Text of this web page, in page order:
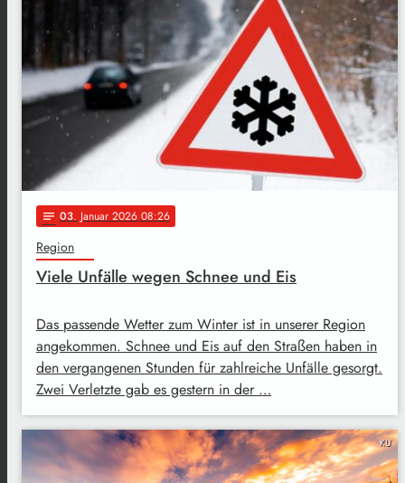
notes 03. Januar 2026 08:26
Region
Viele Unfälle wegen Schnee und Eis
Das passende Wetter zum Winter ist in unserer Region
angekommen. Schnee und Eis auf den Straßen haben in
den vergangenen Stunden für zahlreiche Unfälle gesorgt.
Zwei Verletzte gab es gestern in der …
KU